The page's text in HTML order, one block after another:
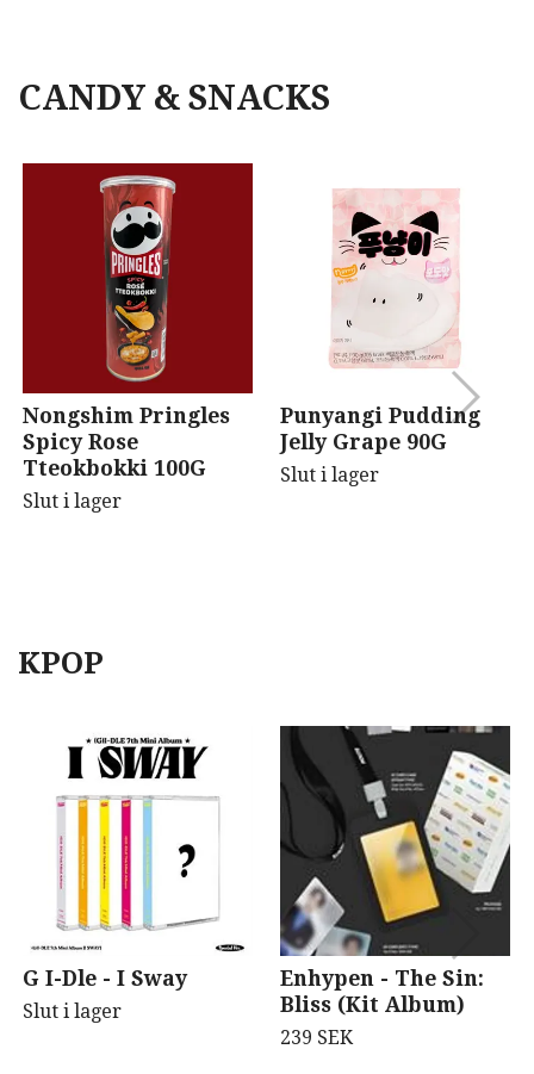
CANDY & SNACKS
Nongshim Pringles
Spicy Rose
Tteokbokki 100G
Slut i lager
Punyangi Pudding
Jelly Grape 90G
Slut i lager
KPOP
G I-Dle - I Sway
Slut i lager
Enhypen - The Sin:
Bliss (Kit Album)
239 SEK